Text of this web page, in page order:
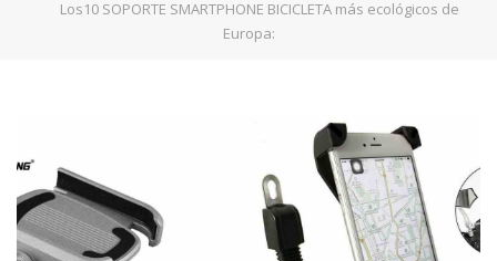
Los10 SOPORTE SMARTPHONE BICICLETA más ecológicos de
Europa: